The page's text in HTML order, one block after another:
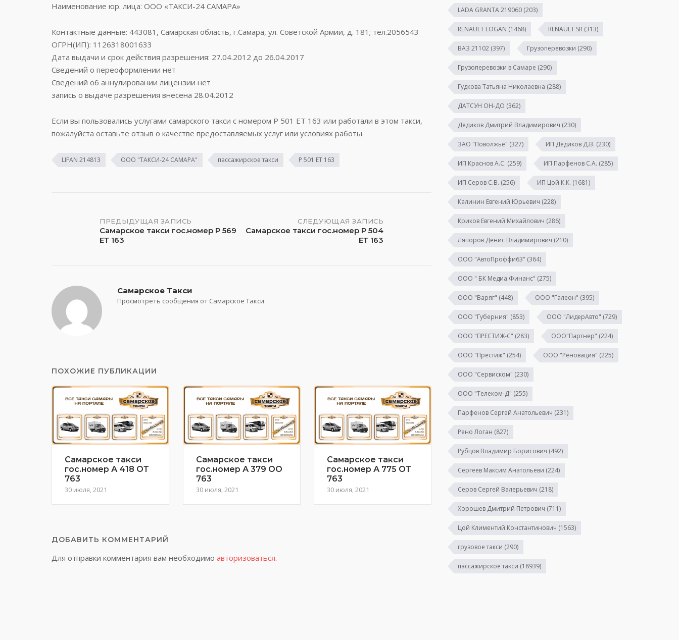
Наименование юр. лица: ООО «ТАКСИ-24 САМАРА»
Контактные данные: 443081, Самарская область, г.Самара, ул. Советской Армии, д. 181; тел.2056543
ОГРН(ИП): 1126318001633
Дата выдачи и срок действия разрешения: 27.04.2012 до 26.04.2017
Сведений о переоформлении нет
Сведений об аннулировании лицензии нет
запись о выдаче разрешения внесена 28.04.2012
Если вы пользовались услугами самарского такси с номером Р 501 ЕТ 163 или работали в этом такси,
пожалуйста оставьте отзыв о качестве предоставляемых услуг или условиях работы.
LIFAN 214813 ООО "ТАКСИ-24 САМАРА" пассажирское такси Р 501 ЕТ 163
НавигацияПРЕДЫДУЩАЯ ЗАПИСЬ
Самарское такси гос.номер Р 569
ЕТ 163
СЛЕДУЮЩАЯ ЗАПИСЬ
Самарское такси гос.номер Р 504
ЕТ 163
Самарское Такси
Просмотреть сообщения от Самарское Такси
ПОХОЖИЕ ПУБЛИКАЦИИ
Самарское такси
гос.номер А 418 ОТ
763
30 июля, 2021
Самарское такси
гос.номер А 379 ОО
763
30 июля, 2021
Самарское такси
гос.номер А 775 ОТ
763
30 июля, 2021
ДОБАВИТЬ КОММЕНТАРИЙ
Для отправки комментария вам необходимо авторизоваться.
LADA GRANTA 219060(203)
RENAULT LOGAN (1468) RENAULT SR(313)
ВАЗ 21102(397) Грузоперевозки (290)
Грузоперевозки в Самаре (290)
Гудкова Татьяна Николаевна (288)
ДАТСУН ОН-ДО (362)
Дедиков Дмитрий Владимирович (230)
ЗАО "Поволжье" (327) ИП Дедиков Д.В. (230)
ИП Краснов А.С. (259) ИП Парфенов С.А. (285)
ИП Серов С.В. (256) ИП Цой К.К. (1681)
Калинин Евгений Юрьевич (228)
Криков Евгений Михайлович (286)
Ляпоров Денис Владимирович (210)
ООО "АвтоПроффи63" (364)
ООО " БК Медиа Финанс" (275)
ООО "Варяг" (448) ООО "Галеон" (395)
ООО "Губерния" (853) ООО "ЛидерАвто" (729)
ООО "ПРЕСТИЖ-С" (283) ООО"Партнер" (224)
ООО "Престиж" (254) ООО "Реновация" (225)
ООО "Сервиском" (230)
ООО "Телеком-Д" (255)
Парфенов Сергей Анатольевич (231)
Рено Логан (827)
Рубцов Владимир Борисович (492)
Сергеев Максим Анатольеви (224)
Серов Сергей Валерьевич (218)
Хорошев Дмитрий Петрович (711)
Цой Климентий Константинович (1563)
грузовое такси (290)
пассажирское такси (18939)